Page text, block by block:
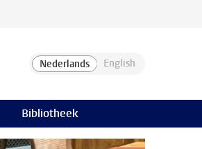
Bibliotheek